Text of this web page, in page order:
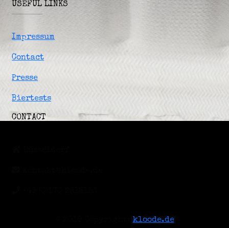
USEFUL LINKS
Impressum
Contact
Presse
Biertests
CONTACT
© 2019 Copyright:kloode.de